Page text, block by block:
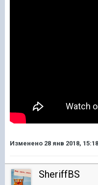
Изменено 28 янв 2018,
SheriffBS